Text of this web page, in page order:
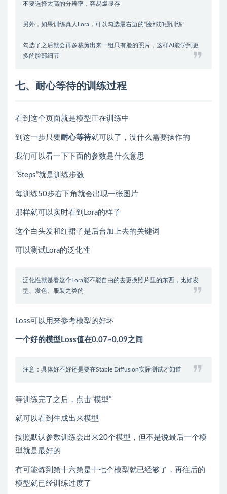
不要选择太高的分辨率，容易爆显存
另外，如果训练真人Lora，可以勾选最右边的“脸部加强训练”
勾选了之后就会再多裁剪出来一组只有脸的照片，这样AI能学到更
多的脸部细节
七、耐心等待的训练过程
看到这个页面就是模型正在训练中
到这一步只要耐心等待就可以了，没什么需要操作的
我们可以看一下下面的参数是什么意思
“Steps”就是训练步数
每训练50步右下角就会出现一张图片
那样就可以实时看到Lora的样子
这个白头发和红裙子是后台加上去的关键词
可以测试Lora的泛化性
泛化性就是看这个Lora能不能自由的去更换照片里的东西，比如发
型、发色、服装之类的
Loss可以用来参考模型的好坏
一个好的模型Loss值在0.07~0.09之间
注意：具体好不好还是要在Stable Diffusion实际测试才知道
等训练完了之后，点击“模型”
就可以看到生成出来模型
按照默认参数训练会出来20个模型，但不是说最后一个模
型就是最好的
有可能炼到第十六第是十七个模型就已经够了，再往后的
模型就已经训练过度了